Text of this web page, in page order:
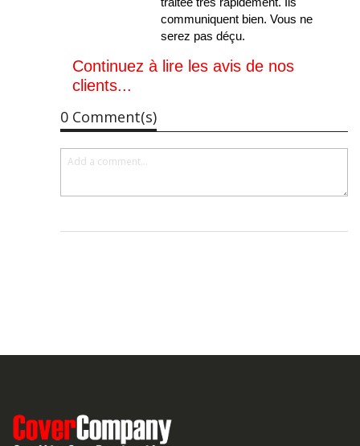
communiquent bien. Vous ne
serez pas déçu.
Continuez à lire les avis de nos
clients...
0 Comment(s)